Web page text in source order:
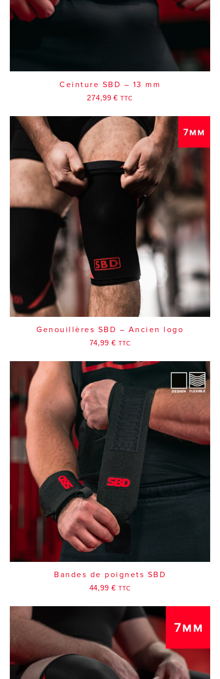
Ceinture SBD – 13 mm
274,99€ TTC
Genouillères SBD – Ancien logo
74,99 € TTC
Bandes de poignets SBD
44,99 € TTC